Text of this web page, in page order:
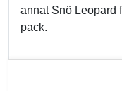
annat Snö Leopard
pack.